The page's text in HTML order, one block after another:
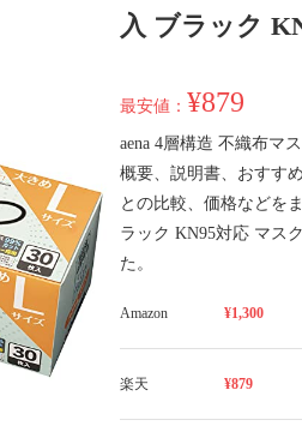
入 ブラック
最安値： ¥879
aena 4層構造 不織布マ
概要、説明書、おすす
との比較、価格などを
ラック KN95対応 マス
た。
Amazon ¥1,300
楽天 ¥879